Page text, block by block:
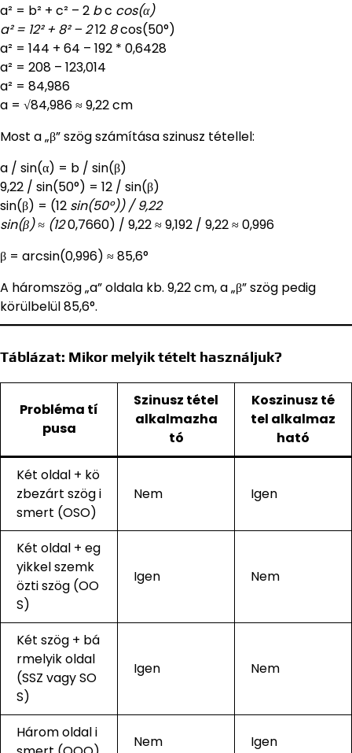
a² = b² + c² – 2 bc cos(α)
a² = 12² + 8² – 212 8cos(50°)
a² = 144 + 64 – 192 * 0,6428
a² = 208 – 123,014
a² = 84,986
a = √84,986 ≈ 9,22 cm
Most a „β” szög számítása szinusz tétellel:
a / sin(α) = b / sin(β)
9,22 / sin(50°) = 12 / sin(β)
sin(β) = (12 sin(50°)) / 9,22
sin(β) ≈ (120,7660) / 9,22 ≈ 9,192 / 9,22 ≈ 0,996
β = arcsin(0,996) ≈ 85,6°
A háromszög „a” oldala kb. 9,22 cm, a „β” szög pedig
körülbelül 85,6°.
Táblázat: Mikor melyik tételt használjuk?
Probléma tí
pusa
Szinusz tétel
alkalmazha
tó
Koszinusz té
tel alkalmaz
ható
Két oldal + kö
zbezárt szög i
smert (OSO)
Nem Igen
Két oldal + eg
yikkel szemk
özti szög (OO
S)
Igen Nem
Két szög + bá
rmelyik oldal
(SSZ vagy SO
S)
Igen Nem
Három oldal i
Nem Igen